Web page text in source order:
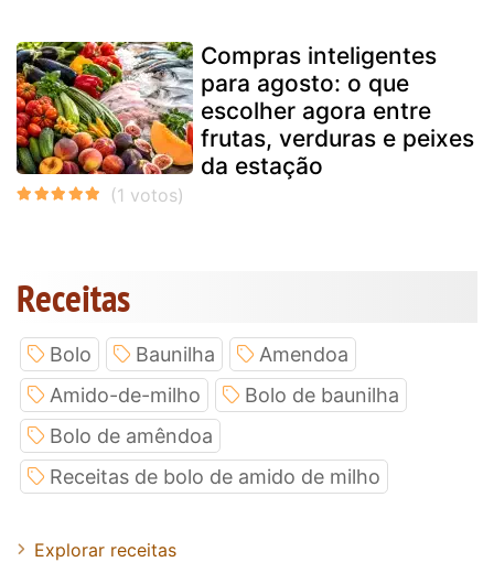
Compras inteligentes
para agosto: o que
escolher agora entre
frutas, verduras e peixes
da estação
Receitas
Bolo Baunilha
Amendoa
Amido-de-milho
Bolo de baunilha
Bolo de amêndoa
Receitas de bolo de amido de milho
Explorar receitas